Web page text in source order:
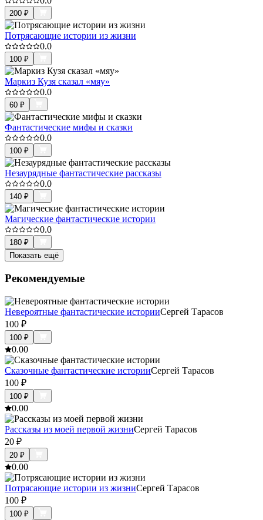
200 ₽
Потрясающие истории из жизни
0.0
100 ₽
Маркиз Кузя сказал «мяу»
0.0
60 ₽
Фантастические мифы и сказки
0.0
100 ₽
Незаурядные фантастические рассказы
0.0
140 ₽
Магические фантастические истории
0.0
180 ₽
Показать ещё
Рекомендуемые
Невероятные фантастические историиСергей Тарасов
100 ₽
100 ₽
0.00
Сказочные фантастические историиСергей Тарасов
100 ₽
100 ₽
0.00
Рассказы из моей первой жизниСергей Тарасов
20 ₽
20 ₽
0.00
Потрясающие истории из жизниСергей Тарасов
100 ₽
100 ₽